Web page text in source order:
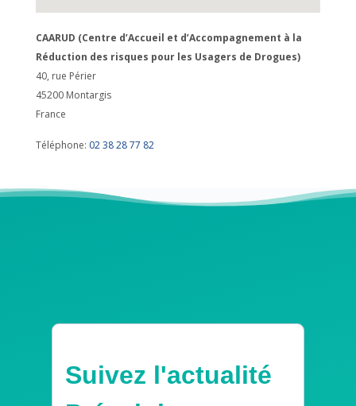
CAARUD (Centre d’Accueil et d’Accompagnement à la
Réduction des risques pour les Usagers de Drogues)
40, rue Périer
45200 Montargis
France
Téléphone: 02 38 28 77 82